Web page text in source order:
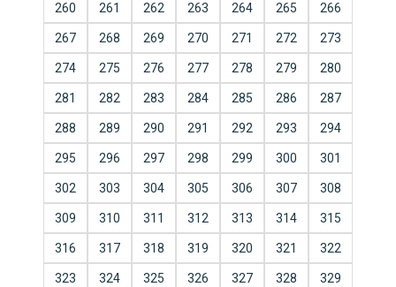
260 261 262 263 264 265 266
267 268 269 270 271 272 273
274 275 276 277 278 279 280
281 282 283 284 285 286 287
288 289 290 291 292 293 294
295 296 297 298 299 300 301
302 303 304 305 306 307 308
309 310 311 312 313 314 315
316 317 318 319 320 321 322
323 324 325 326 327 328 329